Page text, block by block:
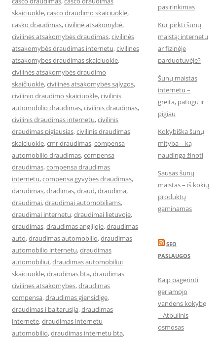
skaiciuokle,casco draudimo skaiciuokle,
casko draudimas,civilinė atsakomybė,
civilinės atsakomybės draudimas,civilinės
atsakomybės draudimas internetu,civilines
atsakomybes draudimas skaiciuokle,
civilinės atsakomybės draudimo
skaičiuoklė,civilinės atsakomybės sąlygos,
civilinio draudimo skaiciuokle,civilinis
automobilio draudimas,civilinis draudimas,
civilinis draudimas internetu,civilinis
draudimas pigiausias,civilinis draudimas
skaiciuokle,cmr draudimas,compensa
automobilio draudimas,compensa
draudimas,compensa draudimas
internetu,compensa gyvybės draudimas,
darudimas,dradimas,draud,draudima,
draudimai,draudimai automobiliams,
draudimai internetu,draudimai lietuvoje,
draudimas,draudimas anglijoje,draudimas
auto,draudimas automobilio,draudimas
automobilio internetu,draudimas
automobiliui,draudimas automobiliui
skaiciuokle,draudimas bta,draudimas
civilines atsakomybes,draudimas
compensa,draudimas gjensidige,
draudimas i baltarusija,draudimas
internete,draudimas internetu
automobilio,draudimas internetu bta,
pasirinkimas
Kur pirkti šunų
maistą: internetu
ar fizinėje
parduotuvėje?
Šunų maistas
internetu –
greita, patogu ir
pigiau
Kokybiška šunų
mityba – ką
naudinga žinoti
Sausas šunų
maistas – iš kokių
produktų
gaminamas
SEO
PASLAUGOS
Kaip pagerinti
geriamojo
vandens kokybę
– Atbulinis
osmosas